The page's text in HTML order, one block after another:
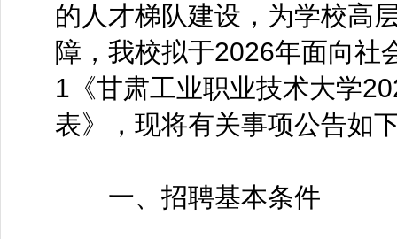
的人才梯队建设，为学校高
障，我校拟于2026年面向社
1《甘肃工业职业技术大学
表》，现将有关事项公告如
一、招聘基本条件